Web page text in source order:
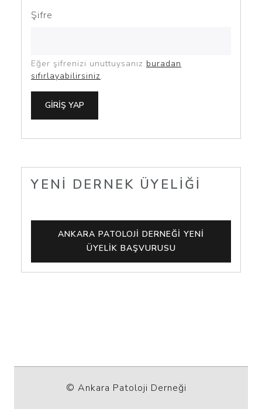
Şifre
Eğer şifrenizi unuttuysanız buradan
sıfırlayabilirsiniz.
GIRIŞ YAP
YENI DERNEK ÜYELIĞI
ANKARA PATOLOJI DERNEĞI YENI
ÜYELIK BAŞVURUSU
© Ankara Patoloji Derneği